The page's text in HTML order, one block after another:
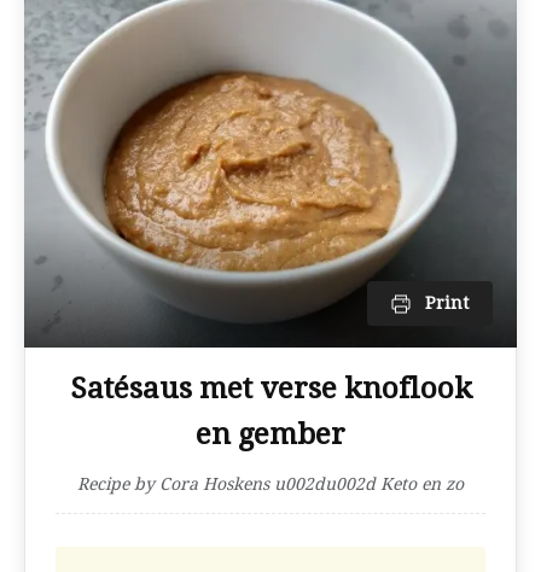
Print
Satésaus met verse knoflook
en gember
Recipe by Cora Hoskens u002du002d Keto en zo